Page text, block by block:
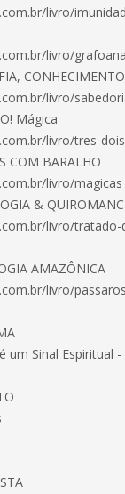
livro/
livro/
livro/
Mágica
livro/tres-
COM BARALHO
livro/magicas
&
livro/tratado-
AMAZÔNICA
livro/
um Sinal Espiritual